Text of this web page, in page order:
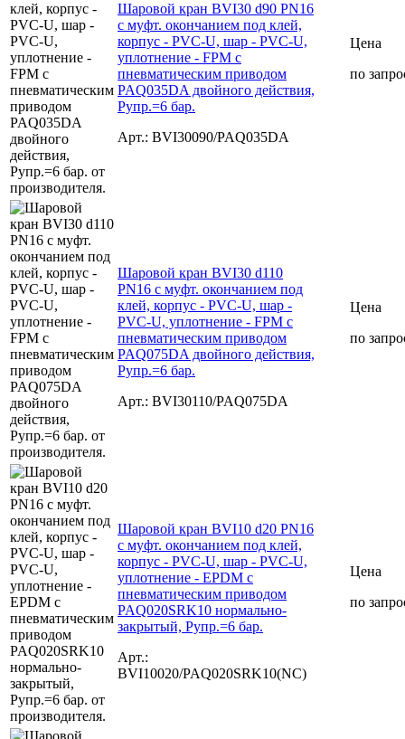
Шаровой кран BVI30 d90 PN16
с муфт. окончанием под клей,
корпус - PVC-U, шар - PVC-U,
уплотнение - FPM с
пневматическим приводом
PAQ035DA двойного действия,
Рупр.=6 бар.
Арт.: BVI30090/PAQ035DA
Цена
по
Шаровой кран BVI30 d110
PN16 с муфт. окончанием под
клей, корпус - PVC-U, шар -
PVC-U, уплотнение - FPM с
пневматическим приводом
PAQ075DA двойного действия,
Рупр.=6 бар.
Арт.: BVI30110/PAQ075DA
Цена
по
Шаровой кран BVI10 d20 PN16
с муфт. окончанием под клей,
корпус - PVC-U, шар - PVC-U,
уплотнение - EPDM с
пневматическим приводом
PAQ020SRK10 нормально-
закрытый, Рупр.=6 бар.
Арт.:
BVI10020/PAQ020SRK10(NC)
Цена
по